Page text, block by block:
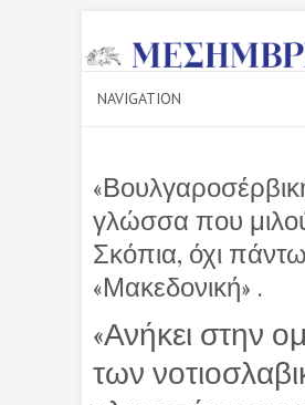
γλώσσα που
Σκόπια, όχι
«Μακεδονική» .
«Ανήκει στην
των